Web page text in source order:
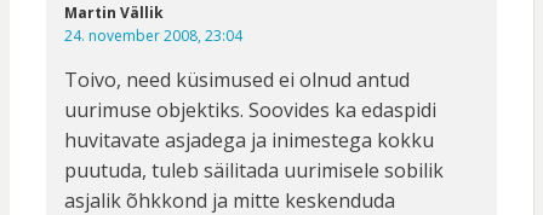
Martin Vällik
24. november 2008, 23:04
Toivo, need küsimused ei olnud antud
uurimuse objektiks. Soovides ka edaspidi
huvitavate asjadega ja inimestega kokku
puutuda, tuleb säilitada uurimisele sobilik
asjalik õhkkond ja mitte keskenduda